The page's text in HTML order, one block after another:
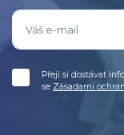
Přeji si dostávat
se Zásadami